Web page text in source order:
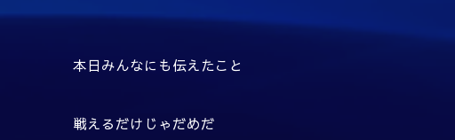
本日みんなにも伝えたこと
戦えるだけじゃだめだ